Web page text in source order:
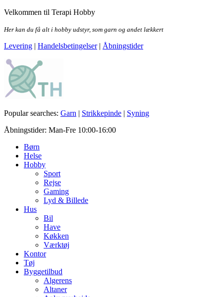
Skip
the
Velkommen til Terapi Hobby
Her kan du få alt i hobby udstyr, som garn og andet lækkert
Levering | Handelsbetingelser| Åbningstider
Terapi Hobby
Popular searches: Garn | Strikkepinde | Syning
Åbningstider: Man-Fre 10:00-16:00
Børn
Helse
Hobby
Sport
Rejse
Gaming
Lyd & Billede
Hus
Bil
Have
Køkken
Værktøj
Kontor
Tøj
Byggetilbud
Algerens
Altaner